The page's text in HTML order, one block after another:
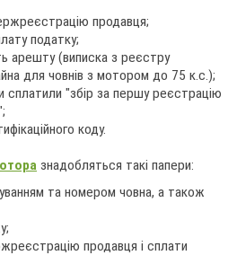
продавця;
податку;
арешту (виписка з реєстру
для човнів з мотором до 75 к.с.);
сплатили "збір за першу реєстрацію
коду.
знадобляться такі папери:
та номером човна, а також
продавця і сплати